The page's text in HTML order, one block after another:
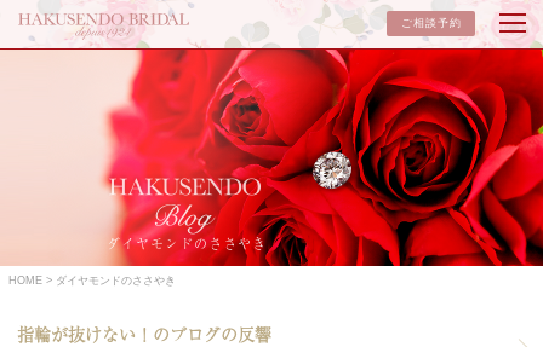
ご相談予約
HOME ダイヤモンドのささやき
ダイヤモンドのささやき
指輪が抜けない！のブログの反響